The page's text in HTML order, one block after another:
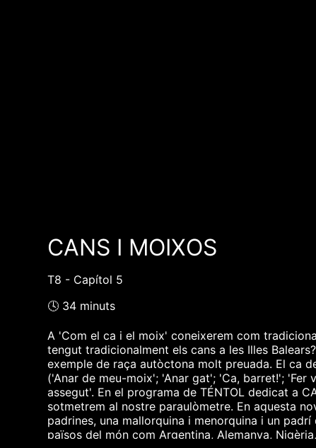
CANS I MOIXOS
T8 - Capítol 5
🕓 34 minuts
A 'Com el ca i el moix' coneixerem com
tengut tradicionalment els cans a les Illes
exemple de raça autòctona molt preuada. El ca
('Anar de meu-moix'; 'Anar gat'; 'Ca, barret!';
assegut'. En el programa de TÉNTOL dedicat a
sotmetrem al nostre paraulòmetre. En aquesta
padrines, una mallorquina i menorquina i un
països del món com Argentina, Alemanya,